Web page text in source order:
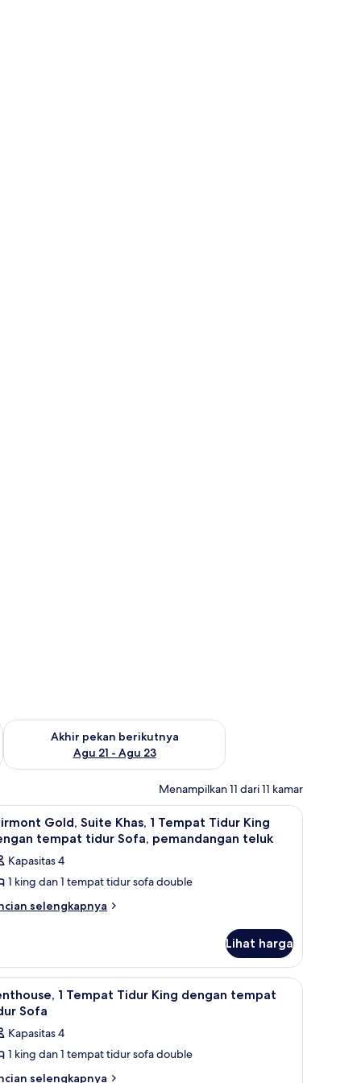
Agu 14 - Agu 16
Akhir pekan berikutnya
Agu 21 - Agu 23
Periksa ketersediaan untuk akhir pekan berikutnya Agu 21 -
Menampilkan 11 dari 11 kamar
dan tirai kedap cahaya
King, pemandangan kota | Brankas, meja kerja, ruang kerja ramah laptop,
Brankas, meja kerja, ruang kerja ramah
10
Gold, Suite Khas, 1 Tempat Tidur King
tempat tidur Sofa, pemandangan teluk
Kapasitas 4
1 king dan 1 tempat tidur sofa double
selengkapnya
Lihat harga
rambut, jubah mandi, dan sandalPenthouse, 1 Tempat Tidur King dengan
5
1 Tempat Tidur King dengan tempat
Sofa
Kapasitas 4
1 king dan 1 tempat tidur sofa double
selengkapnya